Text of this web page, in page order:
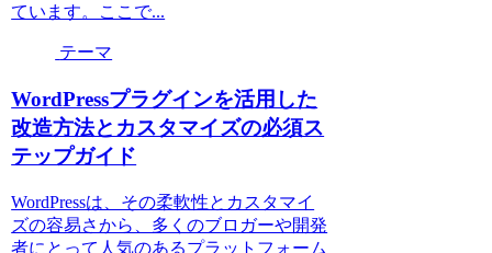
ています。ここで...
テーマ
WordPressプラグインを活用した
改造方法とカスタマイズの必須ス
テップガイド
WordPressは、その柔軟性とカスタマイ
ズの容易さから、多くのブロガーや開発
者にとって人気のあるプラットフォーム